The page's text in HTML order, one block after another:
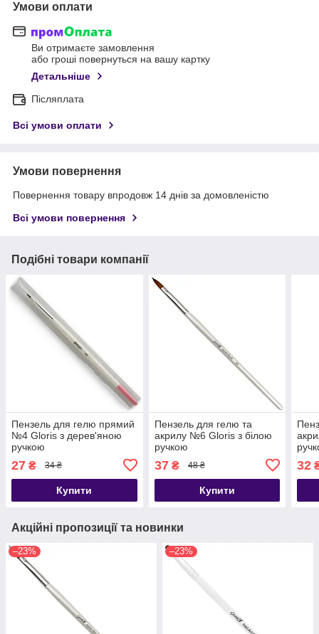
Умови оплати
Ви отримаєте замовлення
або гроші повернуться на вашу картку
Детальніше
Післяплата
Всі умови оплати
Умови повернення
Повернення товару впродовж 14 днів за домовленістю
Всі умови повернення
Подібні товари компанії
Пензель для гелю прямий
№4 Gloris з дерев'яною
ручкою
27 ₴ 34 ₴
Купити
Пензель для гелю та
акрилу №6 Gloris з білою
ручкою
37₴ 48 ₴
Купити
32
Акційні пропозиції та новинки
–23% –23%